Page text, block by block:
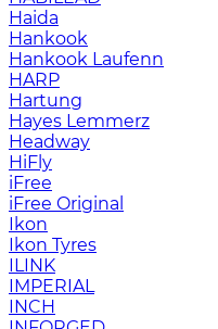
Haida
Hankook
Hankook Laufenn
HARP
Hartung
Hayes Lemmerz
Headway
HiFly
iFree
iFree Original
Ikon
Ikon Tyres
ILINK
IMPERIAL
INCH